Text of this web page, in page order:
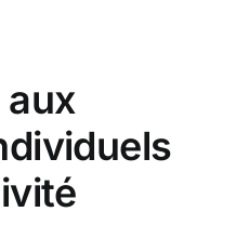
Ressources
aux